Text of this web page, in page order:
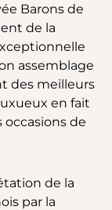
Barons de
de la
assemblage
des meilleurs
en fait
de
de la
par la